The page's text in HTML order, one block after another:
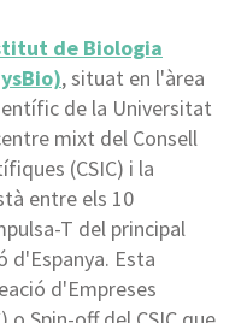
de Biologia
, situat en l'àrea
de la Universitat
mixt del Consell
(CSIC) i la
entre els 10
T del principal
d'Espanya. Esta
d'Empreses